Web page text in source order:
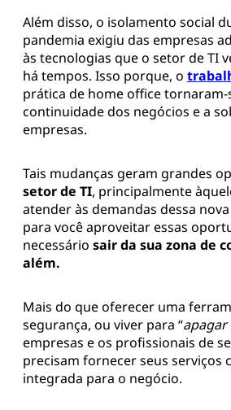
Além disso, o isolamento social
pandemia exigiu das empresas
às tecnologias que o setor de TI
há tempos. Isso porque, o
prática de home office tornaram-
continuidade dos negócios e a
empresas.
Tais mudanças geram grandes
setor de TI, principalmente
atender às demandas dessa
para você aproveitar essas
necessário sair da sua zona de
além.
Mais do que oferecer uma
segurança, ou viver para “apagar
empresas e os profissionais de
precisam fornecer seus serviços
integrada para o negócio.